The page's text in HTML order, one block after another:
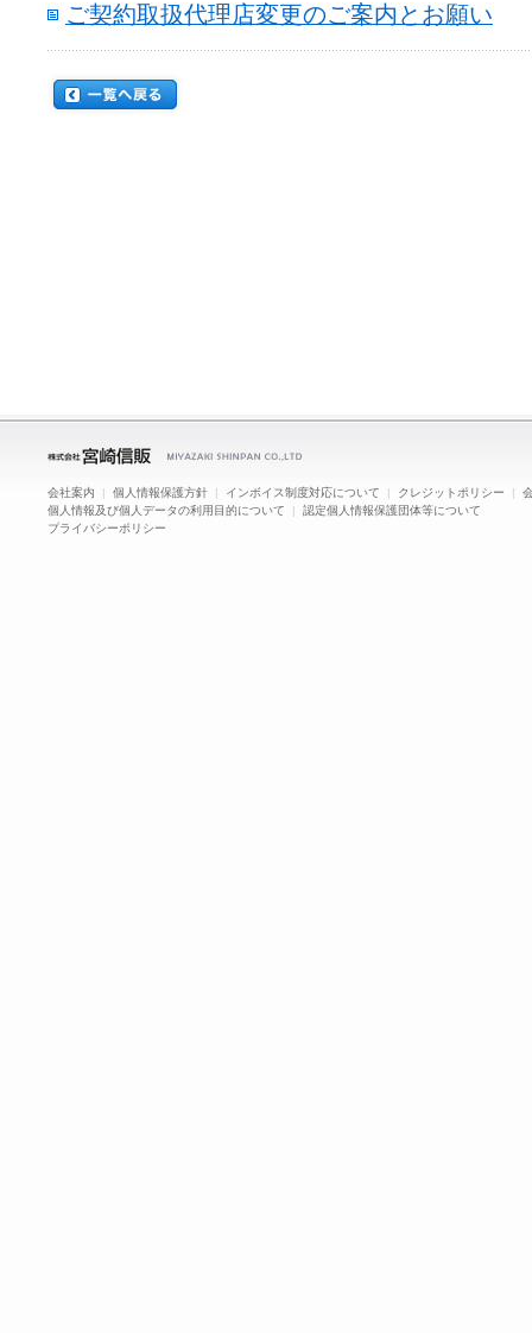
ご契約取扱代理店変更のご案内とお願い
会社案内 | 個人情報保護方針 | インボイス制度対応について | クレジットポリシー |
個人情報及び個人データの利用目的について | 認定個人情報保護団体等について
プライバシーポリシー